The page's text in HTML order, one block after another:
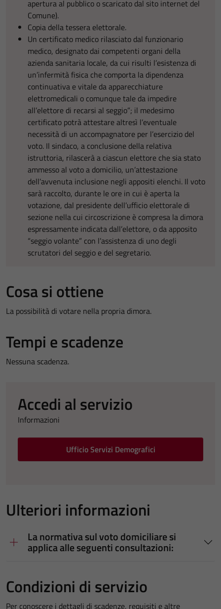
apertura al pubblico o scaricato dal sito internet del
Comune).
Copia della tessera elettorale.
Un certificato medico rilasciato dal funzionario
medico, designato dai competenti organi della
azienda sanitaria locale, da cui risulti l’esistenza di
un’infermità fisica che comporta la dipendenza
continuativa e vitale da apparecchiature
elettromedicali o comunque tale da impedire
all’elettore di recarsi al seggio”; il medesimo
certificato potrà attestare altresì l’eventuale
necessità di un accompagnatore per l’esercizio del
voto. Il sindaco, a conclusione della relativa
istruttoria, rilascerà a ciascun elettore che sia stato
ammesso al voto a domicilio, un’attestazione
dell’avvenuta inclusione negli appositi elenchi. Il voto
sarà raccolto, durante le ore in cui è aperta la
votazione, dal presidente dell’ufficio elettorale di
sezione nella cui circoscrizione è compresa la dimora
espressamente indicata dall’elettore, o da apposito
“seggio volante” con l’assistenza di uno degli
scrutatori del seggio e del segretario.
Cosa si ottiene
La possibilità di votare nella propria dimora.
Tempi e scadenze
Nessuna scadenza.
Accedi al servizio
Informazioni
Ufficio Servizi Demografici
Ulteriori informazioni
La normativa sul voto domiciliare si
applica alle seguenti consultazioni:
Condizioni di servizio
Per conoscere i dettagli di scadenze, requisiti e altre